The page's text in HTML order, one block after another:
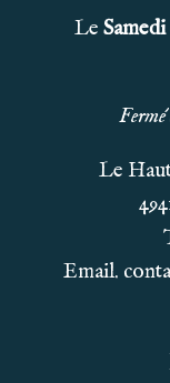
LeSamedi
Le
Email.